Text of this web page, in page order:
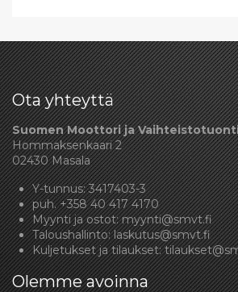
Ota yhteyttä
Suomen Moottori ja
Hommaksenkaari 2
02430 Masala
Y-tunnus: 3417403-3
puh.+358 40 417 4170
Myynti ja ostot:myynti@smvt.fi
Taloushallinto:laskutus@smvt.fi
Kuljetukset ja tilaukset:
Olemme avoinna